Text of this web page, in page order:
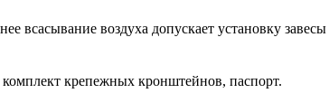
всасывание воздуха допускает установку
крепежных кронштейнов, паспорт.